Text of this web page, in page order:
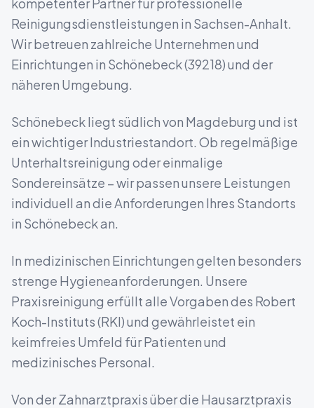
Reinigungsdienstleistungen in Sachsen-Anhalt.
Wir betreuen zahlreiche Unternehmen und
Einrichtungen in Schönebeck(39218) und der
näheren Umgebung.
Schönebeck liegt südlich von Magdeburg und ist
ein wichtiger Industriestandort. Ob regelmäßige
Unterhaltsreinigung oder einmalige
Sondereinsätze – wir passen unsere Leistungen
individuell an die Anforderungen Ihres Standorts
in Schönebeckan.
In medizinischen Einrichtungen gelten besonders
strenge Hygieneanforderungen. Unsere
Praxisreinigung erfüllt alle Vorgaben des Robert
Koch-Instituts (RKI) und gewährleistet ein
keimfreies Umfeld für Patienten und
medizinisches Personal.
Von der Zahnarztpraxis über die Hausarztpraxis